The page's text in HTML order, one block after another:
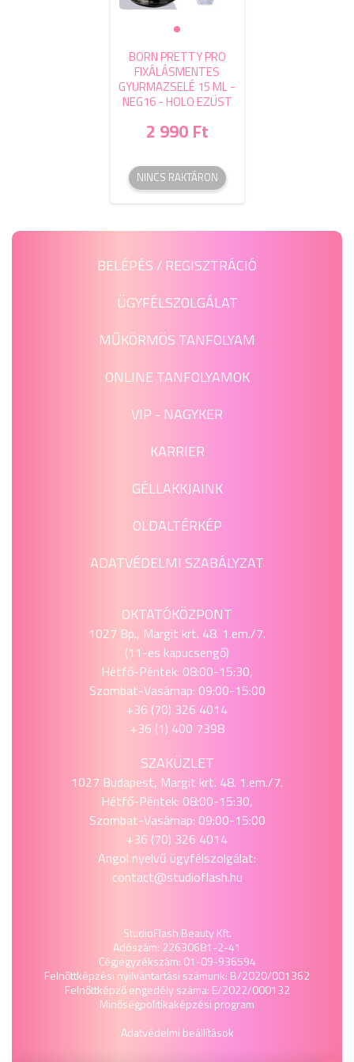
BORN PRETTY PRO
FIXÁLÁSMENTES
GYURMAZSELÉ 15 ML -
NEG16 - HOLO EZÜST
2 990 Ft
NINCS RAKTÁRON
BELÉPÉS / REGISZTRÁCIÓ
ÜGYFÉLSZOLGÁLAT
MŰKÖRMÖS TANFOLYAM
ONLINE TANFOLYAMOK
VIP - NAGYKER
KARRIER
GÉLLAKKJAINK
OLDALTÉRKÉP
ADATVÉDELMI SZABÁLYZAT
OKTATÓKÖZPONT
1027 Bp., Margit krt. 48. 1.em./7.
(11-es kapucsengő)
Hétfő-Péntek: 08:00-15:30,
Szombat-Vasárnap: 09:00-15:00
+36 (70) 326 4014
+36 (1) 400 7398
SZAKÜZLET
1027 Budapest, Margit krt. 48. 1.em./7.
Hétfő-Péntek: 08:00-15:30,
Szombat-Vasárnap: 09:00-15:00
+36 (70) 326 4014
Angol nyelvű ügyfélszolgálat:
contact@studioflash.hu
StudioFlash Beauty Kft.
Adószám: 22630681-2-41
Cégjegyzékszám: 01-09-936594
Felnőttképzési nyilvántartási számunk: B/2020/001362
Felnőttképző engedély száma: E/2022/000132
Minőségpolitikaképzési program
Adatvédelmi beállítások